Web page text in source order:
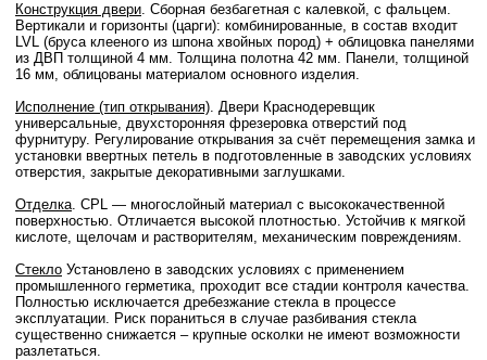
Конструкция двери. Сборная безбагетная с калевкой, с фальцем.
Вертикали и горизонты (царги): комбинированные, в состав входит
LVL (бруса клееного из шпона хвойных пород) + облицовка панелями
из ДВП толщиной 4 мм. Толщина полотна 42 мм. Панели, толщиной
16 мм, облицованы материалом основного изделия.
Исполнение (тип открывания). Двери Краснодеревщик
универсальные, двухсторонняя фрезеровка отверстий под
фурнитуру. Регулирование открывания за счёт перемещения замка и
установки ввертных петель в подготовленные в заводских условиях
отверстия, закрытые декоративными заглушками.
Отделка. CPL — многослойный материал с высококачественной
поверхностью. Отличается высокой плотностью. Устойчив к мягкой
кислоте, щелочам и растворителям, механическим повреждениям.
Стекло Установлено в заводских условиях с применением
промышленного герметика, проходит все стадии контроля качества.
Полностью исключается дребезжание стекла в процессе
эксплуатации. Риск пораниться в случае разбивания стекла
существенно снижается – крупные осколки не имеют возможности
разлетаться.